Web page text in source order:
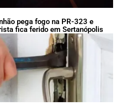
pega fogo na PR-323 e
fica ferido em Sertanópolis